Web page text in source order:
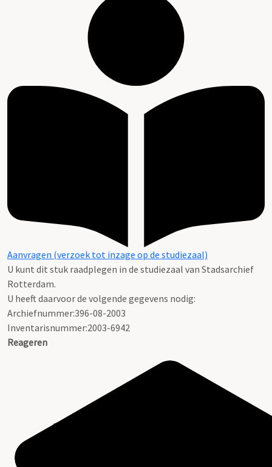
Aanvragen (verzoek tot inzage op de studiezaal)
U kunt dit stuk raadplegen in de studiezaal van Stadsarchief
Rotterdam.
U heeft daarvoor de volgende gegevens nodig:
Archiefnummer:396-08-2003
Inventarisnummer:2003-6942
Reageren